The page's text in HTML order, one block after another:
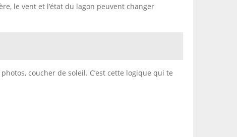
le vent et l’état du lagon peuvent changer
coucher de soleil. C’est cette logique qui te